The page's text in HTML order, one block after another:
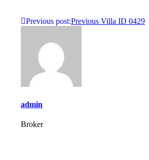
Навигация
записям
Previous
Previous post: Villa ID 0429
admin
Broker